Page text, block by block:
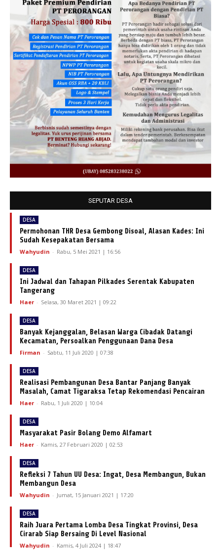
SEPUTAR DESA
DESA
Permohonan THR Desa Gembong Disoal, Alasan Kades: Ini
Sudah Kesepakatan Bersama
Wahyudin - Rabu, 5 Mei 2021 | 16:56
DESA
Ini Jadwal dan Tahapan Pilkades Serentak Kabupaten
Tangerang
Haer - Selasa, 30 Maret 2021 | 09:22
DESA
Banyak Kejanggalan, Belasan Warga Cibadak Datangi
Kecamatan, Persoalkan Penggunaan Dana Desa
Firman - Sabtu, 11 Juli 2020 | 07:38
DESA
Realisasi Pembangunan Desa Bantar Panjang Banyak
Masalah, Camat Tigaraksa Tetap Rekomendasi Pencairan
Haer - Rabu, 1 Juli 2020 | 10:04
DESA
Masyarakat Pasir Bolang Demo Alfamart
Haer - Kamis, 27 Februari 2020 | 02:53
DESA
Refleksi 7 Tahun UU Desa: Ingat, Desa Membangun, Bukan
Membangun Desa
Wahyudin - Jumat, 15 Januari 2021 | 17:20
DESA
Raih Juara Pertama Lomba Desa Tingkat Provinsi, Desa
Cirarab Siap Bersaing Di Level Nasional
Wahyudin - Kamis, 4 Juli 2024 | 18:47